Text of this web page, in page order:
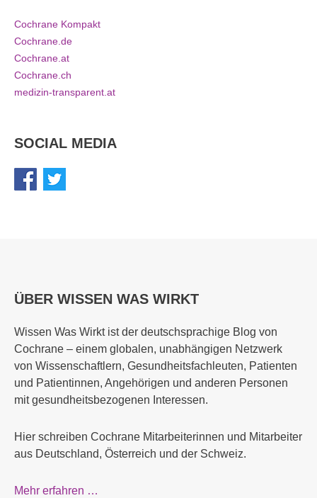
Cochrane Kompakt
Cochrane.de
Cochrane.at
Cochrane.ch
medizin-transparent.at
SOCIAL MEDIA
ÜBER WISSEN WAS WIRKT
Wissen Was Wirkt ist der deutschsprachige Blog von
Cochrane – einem globalen, unabhängigen Netzwerk
von Wissenschaftlern, Gesundheitsfachleuten, Patienten
und Patientinnen, Angehörigen und anderen Personen
mit gesundheitsbezogenen Interessen.
Hier schreiben Cochrane Mitarbeiterinnen und Mitarbeiter
aus Deutschland, Österreich und der Schweiz.
Mehr erfahren …